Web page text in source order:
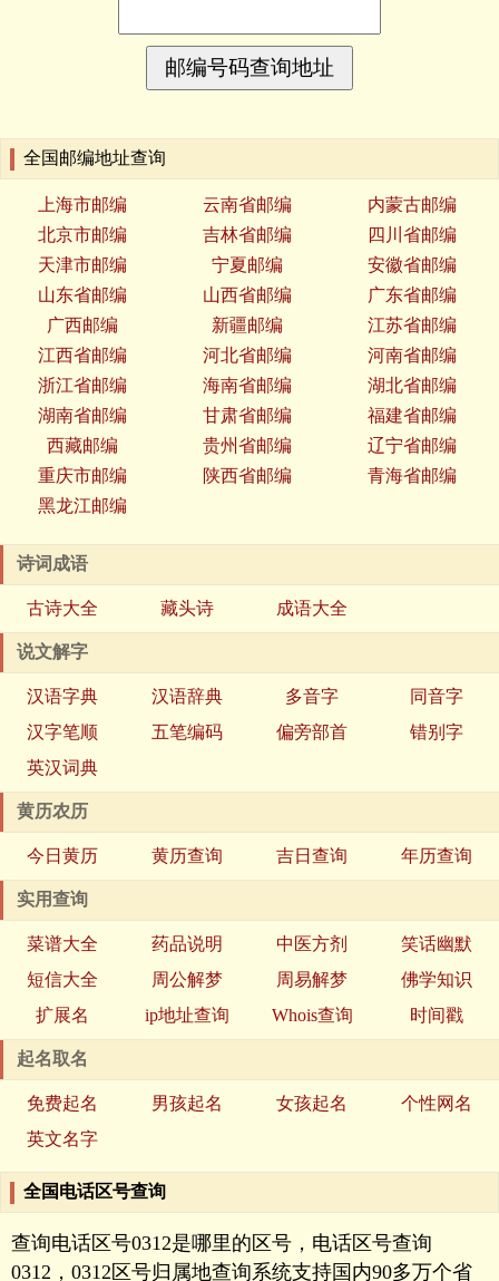
全国邮编地址查询
上海市邮编 云南省邮编
内蒙古邮编
北京市邮编
吉林省邮编
四川省邮编
天津市邮编
宁夏邮编
安徽省邮编
山东省邮编
山西省邮编
广东省邮编
广西邮编
新疆邮编
江苏省邮编
江西省邮编
河北省邮编
河南省邮编
浙江省邮编
海南省邮编
湖北省邮编
湖南省邮编
甘肃省邮编
福建省邮编
西藏邮编
贵州省邮编
辽宁省邮编
重庆市邮编
陕西省邮编
青海省邮编
黑龙江邮编
诗词成语
古诗大全 藏头诗 成语大全
说文解字
汉语字典 汉语辞典 多音字
同音字
汉字笔顺
五笔编码 偏旁部首
错别字
英汉词典
黄历农历
今日黄历 黄历查询 吉日查询 年历查询
实用查询
菜谱大全 药品说明 中医方剂
笑话幽默
短信大全
周公解梦 周易解梦
佛学知识
扩展名
ip地址查询 Whois查询 时间戳
起名取名
免费起名 男孩起名 女孩起名
个性网名
英文名字
全国电话区号查询
查询电话区号0312是哪里的区号，电话区号查询
0312，0312区号归属地查询系统支持国内90多万个省